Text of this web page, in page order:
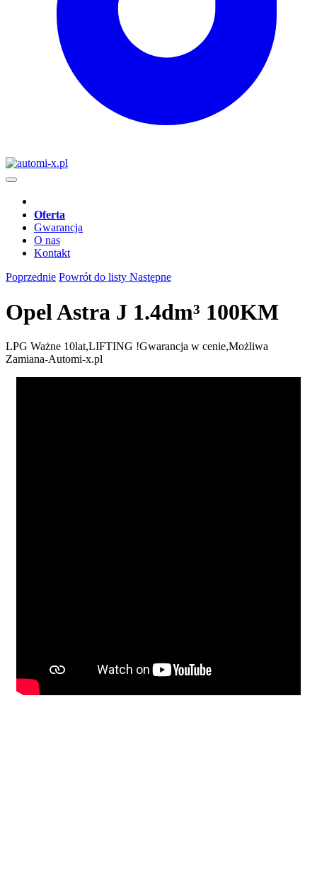
Oferta
Gwarancja
O nas
Kontakt
Poprzednie Powrót do listy Następne
Opel Astra J 1.4dm³ 100KM
LPG Ważne 10lat,LIFTING !Gwarancja w cenie,Możliwa
Zamiana-Automi-x.pl